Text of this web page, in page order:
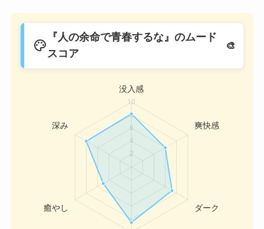
palette
『人の余命で青春するな』のムード
スコア